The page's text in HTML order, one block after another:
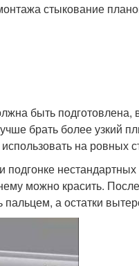
стыкование
быть подготовлена,
брать более узкий
на ровных
подгонке
можно красить. После
а остатки